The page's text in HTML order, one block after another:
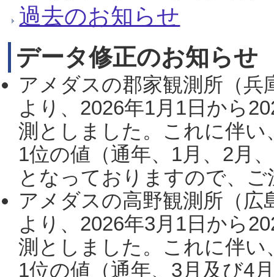
過去のお知らせ
データ修正のお知らせ
アメダスの郡家観測所（
より、2026年1月1日から
測としました。これに伴い
1位の値（通年、1月、2月
となっておりますので、
アメダスの高野観測所（
より、2026年3月1日から
測としました。これに伴い
1位の値（通年、3月及び4